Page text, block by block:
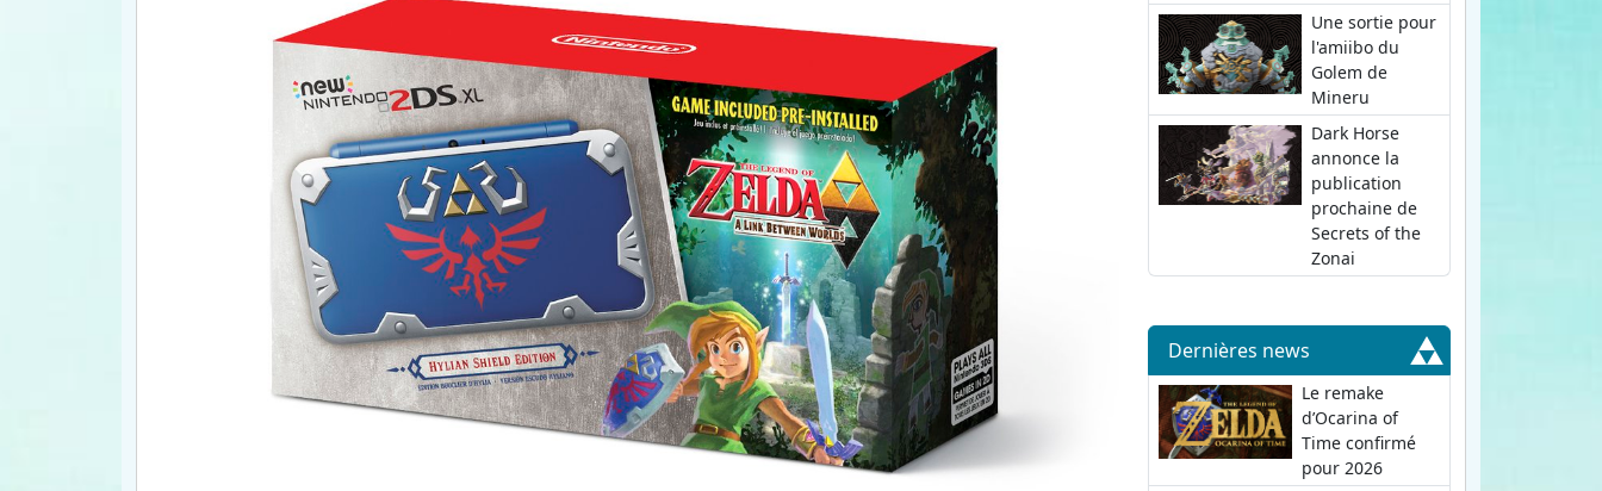
Une sortie pour
l'amiibo du
Golem de
Mineru
Dark Horse
annonce la
publication
prochaine de
Secrets of the
Zonai
Dernières news
Le remake
d’Ocarina of
Time confirmé
pour 2026